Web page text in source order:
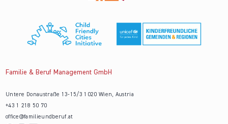
Familie & Beruf Management GmbH
Untere Donaustraße 13-15/3 1020 Wien, Austria
+43 1 218 50 70
office@familieundberuf.at